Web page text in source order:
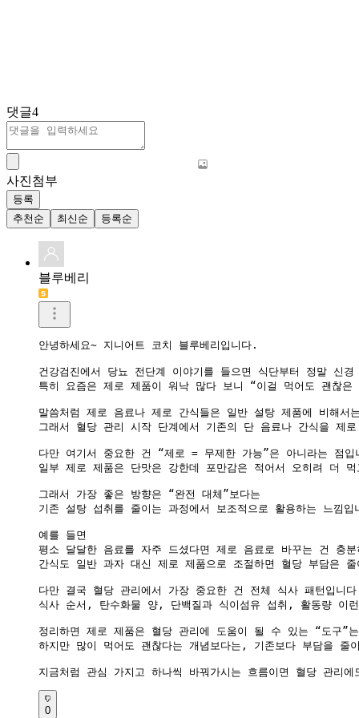
댓글4
사진첨부
등록
추천순
최신순 등록순
블루베리
안녕하세요~ 지니어트 코치 블루베리입니다.
건강검진에서 당뇨 전단계 이야기를 들으면 식단부터 정말 신경
특히 요즘은 제로 제품이 워낙 많다 보니 “이걸 먹어도 괜찮
말씀처럼 제로 음료나 제로 간식들은 일반 설탕 제품에 비해
그래서 혈당 관리 시작 단계에서 기존의 단 음료나 간식을 제
다만 여기서 중요한 건 “제로 = 무제한 가능”은 아니라는 점입
일부 제로 제품은 단맛은 강한데 포만감은 적어서 오히려 더
그래서 가장 좋은 방향은 “완전 대체”보다는
기존 설탕 섭취를 줄이는 과정에서 보조적으로 활용하는 느낌입
예를 들면
평소 달달한 음료를 자주 드셨다면 제로 음료로 바꾸는 건 충
간식도 일반 과자 대신 제로 제품으로 조절하면 혈당 부담은
다만 결국 혈당 관리에서 가장 중요한 건 전체 식사 패턴입니
식사 순서, 탄수화물 양, 단백질과 식이섬유 섭취, 활동량 이
정리하면 제로 제품은 혈당 관리에 도움이 될 수 있는 “도구”
하지만 많이 먹어도 괜찮다는 개념보다는, 기존보다 부담을 줄
지금처럼 관심 가지고 하나씩 바꿔가시는 흐름이면 혈당 관리
0